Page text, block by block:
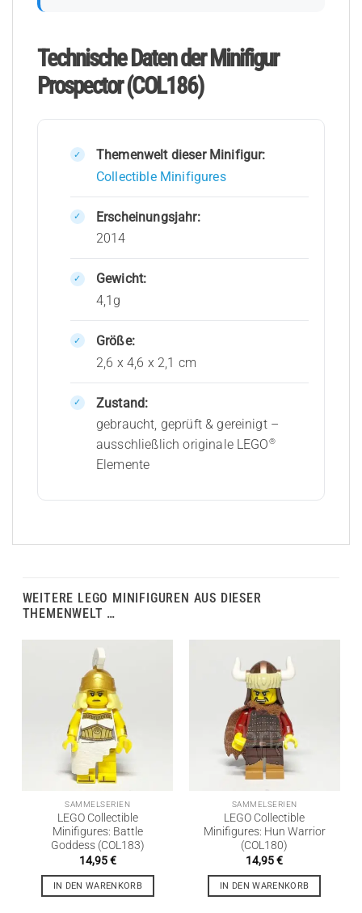
Technische Daten der Minifigur
Prospector (COL186)
Themenwelt dieser Minifigur:
Collectible Minifigures
Erscheinungsjahr:
2014
Gewicht:
4,1g
Größe:
2,6 x 4,6 x 2,1 cm
Zustand:
gebraucht, geprüft & gereinigt –
ausschließlich originale LEGO®
Elemente
WEITERE LEGO MINIFIGUREN AUS DIESER
THEMENWELT …
SAMMELSERIEN
LEGO Collectible
Minifigures: Battle
Goddess (COL183)
14,95€
IN DEN WARENKORB
SAMMELSERIEN
LEGO Collectible
Minifigures: Hun Warrior
(COL180)
14,95€
IN DEN WARENKORB